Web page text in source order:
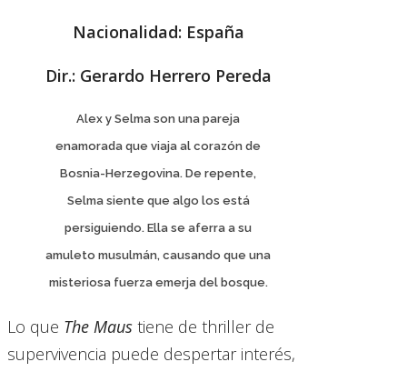
Nacionalidad: España
Dir.: Gerardo Herrero Pereda
Alex y Selma son una pareja
enamorada que viaja al corazón de
Bosnia-Herzegovina. De repente,
Selma siente que algo los está
persiguiendo. Ella se aferra a su
amuleto musulmán, causando que una
misteriosa fuerza emerja del bosque.
Lo que The Maus tiene de thriller de
supervivencia puede despertar interés,